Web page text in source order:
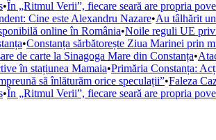
•În „Ritmul Verii”, fiecare seară are propria
Cine este Alexandru Nazare•Au tâlhărit
online în România•Noile reguli UE
•Constanța sărbătorește Ziua Marinei prin
de carte la Sinagoga Mare din Constanța•
în stațiunea Mamaia•Primăria Constanța:
să înlăturăm orice speculații”•Faleza
•În „Ritmul Verii”, fiecare seară are propria